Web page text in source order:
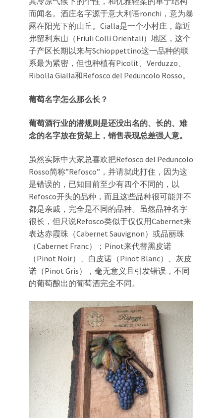
而闻名。酒庄名字源于意大利语ronchi，意为暴
露在阳光下的山丘。Cialla是一个小村庄，靠近
弗留利东山（Friuli Colli Orientali）地区，这个
子产区长期以来与Schioppettino这一品种的联
系最为紧密，但也种植有Picolit、Verduzzo、
Ribolla Gialla和Refosco del Peduncolo Rosso。
葡萄名字怎么那么长？
葡萄酒行业的潜规则是还没出名的、长的、难
念的名字放在货架上，销售表现总差强人意。
虽然实际中大家总喜欢把Refosco del Peduncolo
Rosso简称”Refosco”，并请就此打住，因为这
是错误的，已知目前至少有四个不同的，以
Refosco开头的品种，而且这些品种很可能并不
都是亲戚，完全是不同的品种。虽然品种名字
很长，但只说Refosco类似于仅仅用Cabernet来
表达赤霞珠（Cabernet Sauvignon）或品丽珠
（Cabernet Franc）；Pinot来代替黑皮诺
（Pinot Noir）、白皮诺（Pinot Blanc）、灰皮
诺（Pinot Gris），毫无意义且引发错误，不同
的葡萄酿出的葡萄酒完全不同。